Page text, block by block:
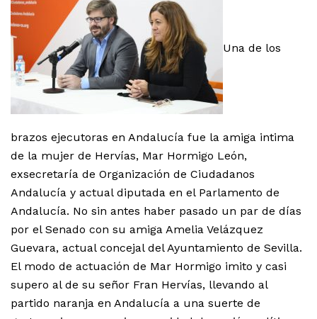
Una de los
brazos ejecutoras en Andalucía fue la amiga intima
de la mujer de Hervías, Mar Hormigo León,
exsecretaría de Organización de Ciudadanos
Andalucía y actual diputada en el Parlamento de
Andalucía. No sin antes haber pasado un par de días
por el Senado con su amiga Amelia Velázquez
Guevara, actual concejal del Ayuntamiento de Sevilla.
El modo de actuación de Mar Hormigo imito y casi
supero al de su señor Fran Hervías, llevando al
partido naranja en Andalucía a una suerte de